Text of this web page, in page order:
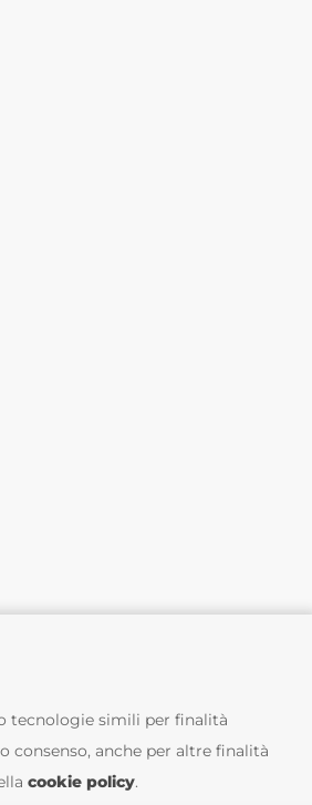
tecnologie simili per finalità
consenso, anche per altre finalità
cookie policy.